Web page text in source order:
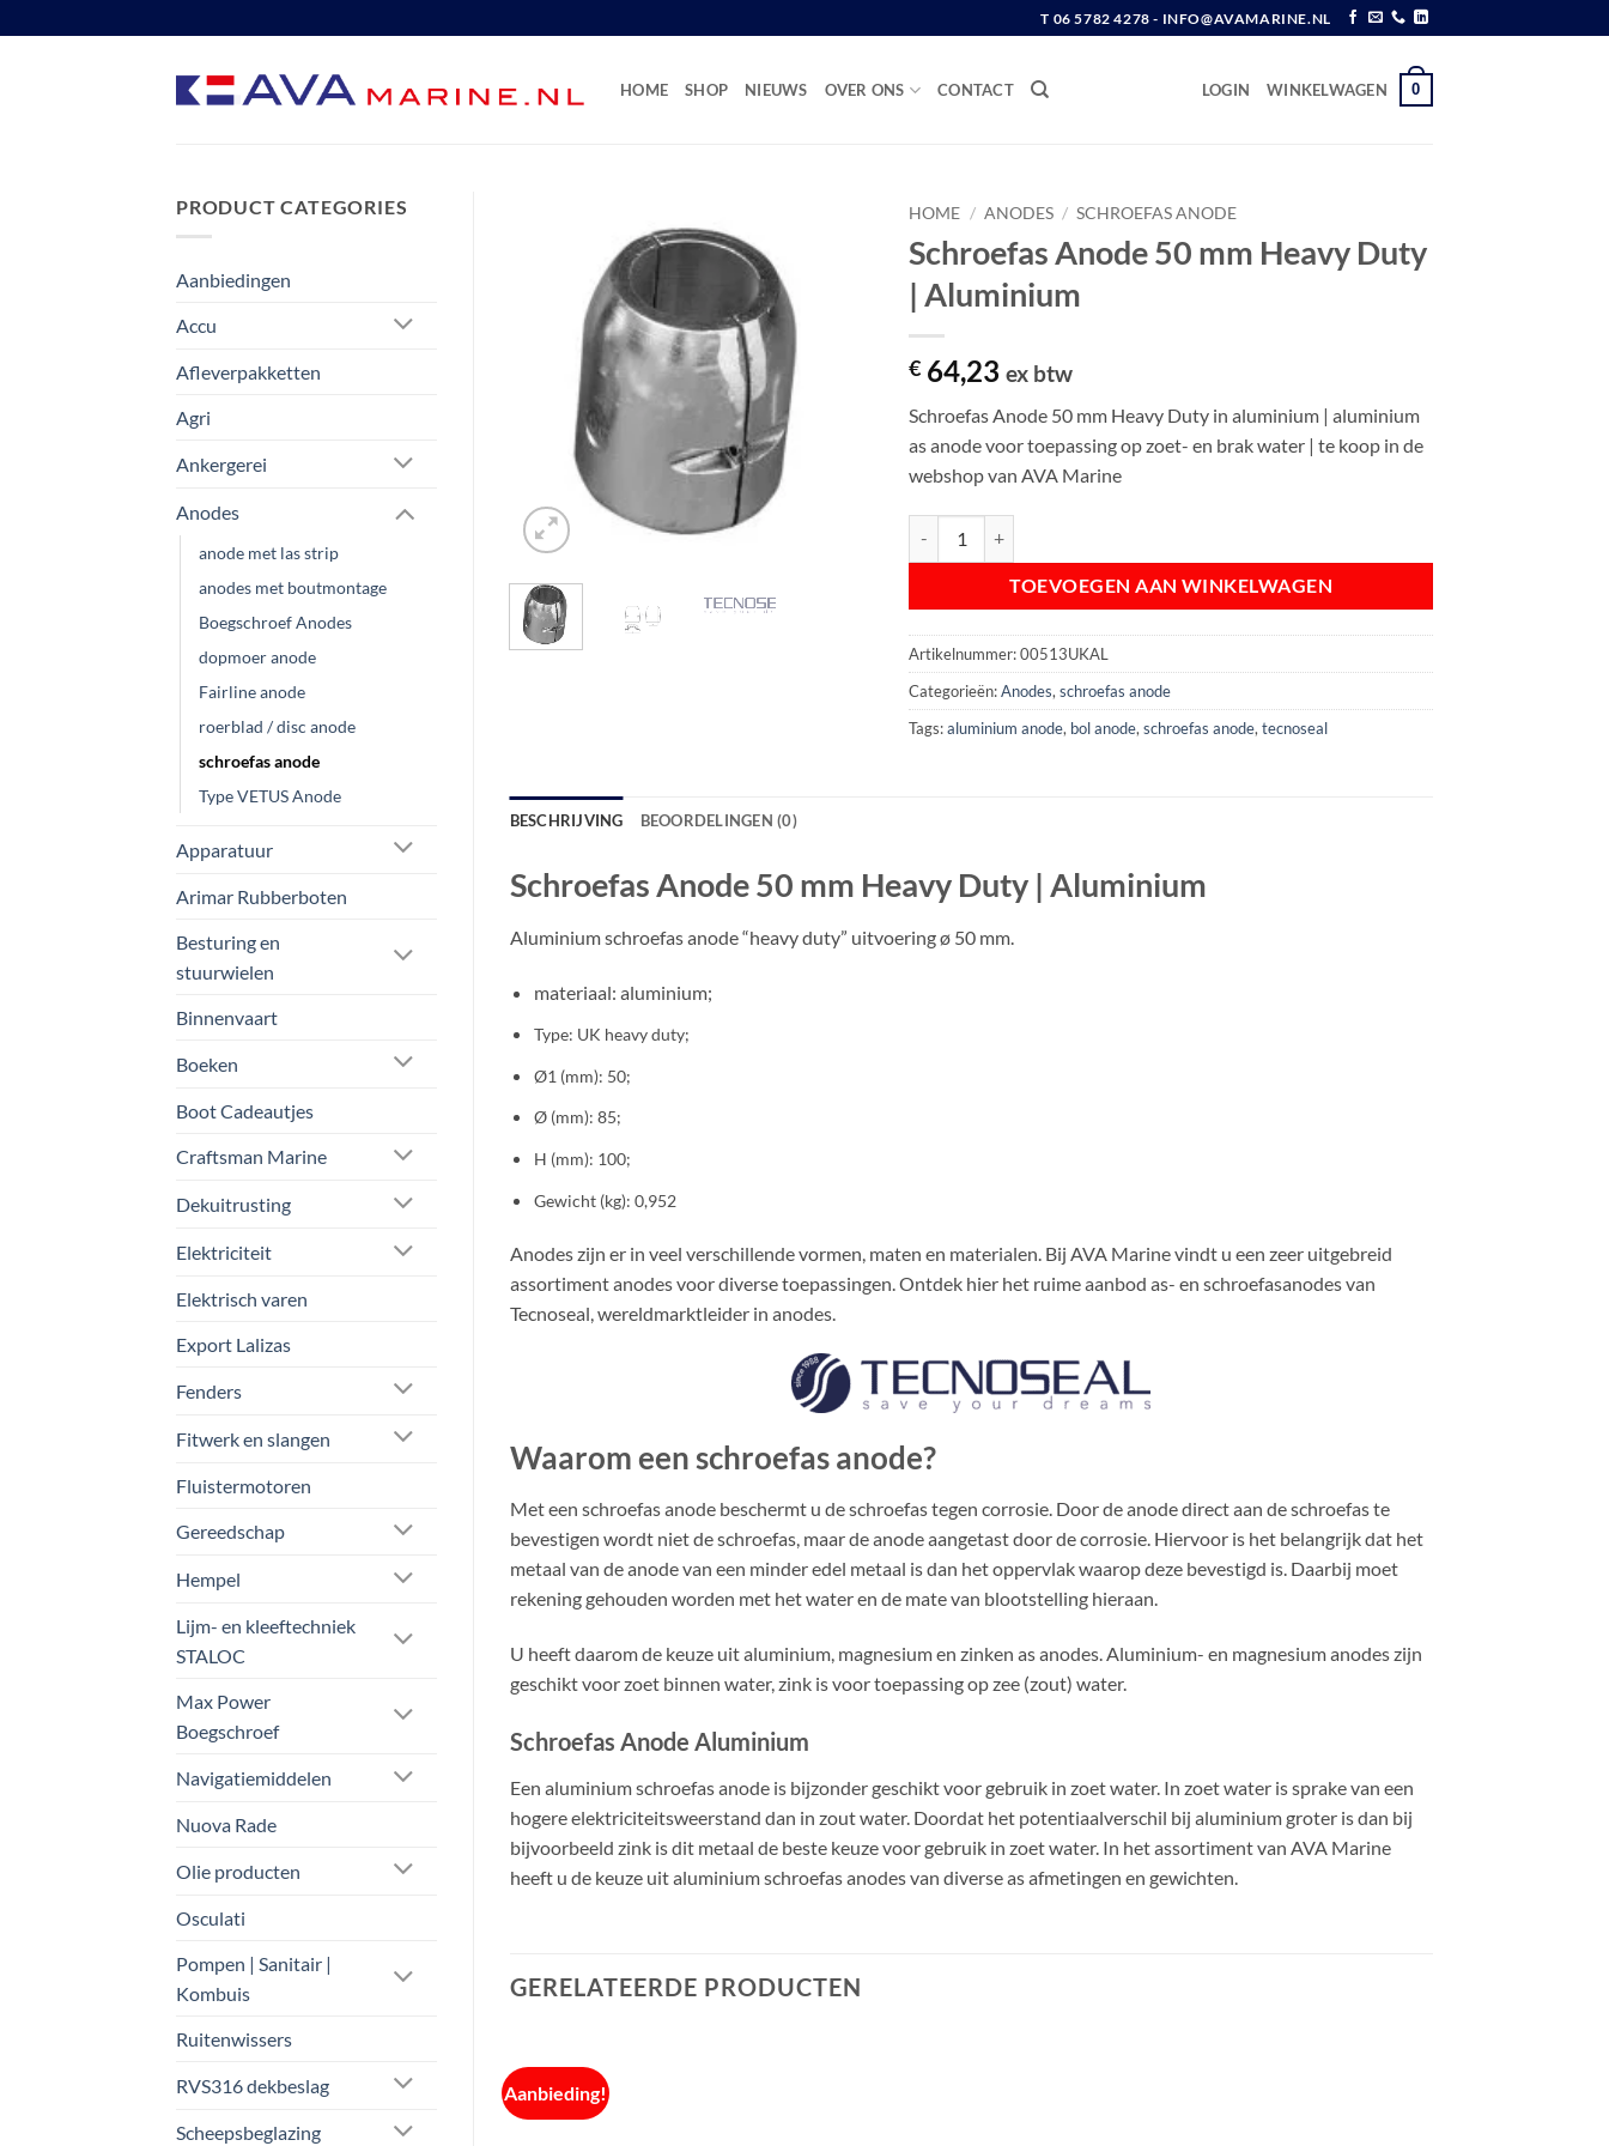
naar
T 06 5782 4278 - INFO@AVAMARINE.NL
HOME SHOP NIEUWS OVER ONS CONTACT LOGIN WINKELWAGEN 0
PRODUCT CATEGORIES
Aanbiedingen
Accu
Afleverpakketten
Agri
Ankergerei
Anodes
anode met las strip
anodes met boutmontage
Boegschroef Anodes
dopmoer anode
Fairline anode
roerblad / disc anode
schroefas anode
Type VETUS Anode
Apparatuur
Arimar Rubberboten
Besturing en
stuurwielen
Binnenvaart
Boeken
Boot Cadeautjes
Craftsman Marine
Dekuitrusting
Elektriciteit
Elektrisch varen
Export Lalizas
Fenders
Fitwerk en slangen
Fluistermotoren
Gereedschap
Hempel
Lijm- en kleeftechniek
STALOC
Max Power
Boegschroef
Navigatiemiddelen
Nuova Rade
Olie producten
Osculati
Pompen | Sanitair |
Kombuis
Ruitenwissers
RVS316 dekbeslag
Scheepsbeglazing
HOME / ANODES / SCHROEFAS ANODE
Schroefas Anode 50 mm Heavy Duty
| Aluminium
€ 64,23 ex btw
Schroefas Anode 50 mm Heavy Duty in aluminium | aluminium
as anode voor toepassing op zoet- en brak water | te koop in de
webshop van AVA Marine
TOEVOEGEN AAN WINKELWAGEN
Artikelnummer:00513UKAL
Categorieën:Anodes,schroefas anode
Tags:aluminium anode, bol anode,schroefas anode,tecnoseal
BESCHRIJVING BEOORDELINGEN (0)
Schroefas Anode 50 mm Heavy Duty | Aluminium
Aluminium schroefas anode “heavy duty” uitvoering ø 50 mm.
materiaal: aluminium;
Type: UK heavy duty;
Ø1 (mm): 50;
Ø (mm): 85;
H (mm): 100;
Gewicht (kg): 0,952
Anodes zijn er in veel verschillende vormen, maten en materialen. Bij AVA Marine vindt u een zeer uitgebreid
assortiment anodes voor diverse toepassingen. Ontdek hier het ruime aanbod as- en schroefasanodes van
Tecnoseal, wereldmarktleider in anodes.
Waarom een schroefas anode?
Met een schroefas anode beschermt u de schroefas tegen corrosie. Door de anode direct aan de schroefas te
bevestigen wordt niet de schroefas, maar de anode aangetast door de corrosie. Hiervoor is het belangrijk dat het
metaal van de anode van een minder edel metaal is dan het oppervlak waarop deze bevestigd is. Daarbij moet
rekening gehouden worden met het water en de mate van blootstelling hieraan.
U heeft daarom de keuze uit aluminium, magnesium en zinken as anodes. Aluminium- en magnesium anodes zijn
geschikt voor zoet binnen water, zink is voor toepassing op zee (zout) water.
Schroefas Anode Aluminium
Een aluminium schroefas anode is bijzonder geschikt voor gebruik in zoet water. In zoet water is sprake van een
hogere elektriciteitsweerstand dan in zout water. Doordat het potentiaalverschil bij aluminium groter is dan bij
bijvoorbeeld zink is dit metaal de beste keuze voor gebruik in zoet water. In het assortiment van AVA Marine
heeft u de keuze uit aluminium schroefas anodes van diverse as afmetingen en gewichten.
GERELATEERDE PRODUCTEN
Aanbieding!
Aanbieding!